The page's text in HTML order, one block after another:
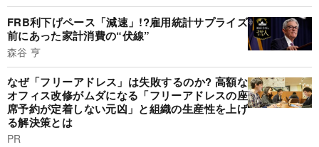
FRB利下げペース「減速」!?雇用統計サプライズ
前にあった家計消費の“伏線”
森谷 亨
なぜ「フリーアドレス」は失敗するのか? 高額な
オフィス改修がムダになる「フリーアドレスの座
席予約が定着しない元凶」と組織の生産性を上げ
る解決策とは
PR